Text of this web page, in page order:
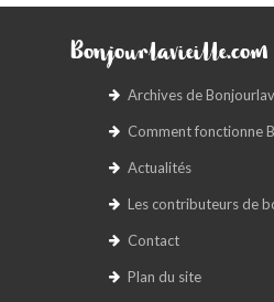
Bonjourlavieille.com
Archives de
Comment fonctionne
Actualités
Les contributeurs de
Contact
Plan du site